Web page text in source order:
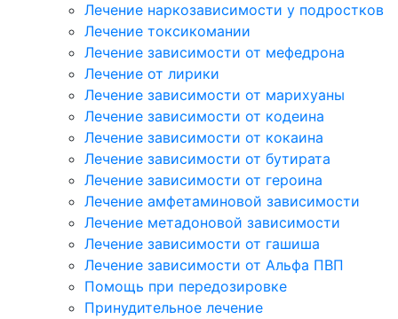
Лечение наркозависимости у подростков
Лечение токсикомании
Лечение зависимости от мефедрона
Лечение от лирики
Лечение зависимости от марихуаны
Лечение зависимости от кодеина
Лечение зависимости от кокаина
Лечение зависимости от бутирата
Лечение зависимости от героина
Лечение амфетаминовой зависимости
Лечение метадоновой зависимости
Лечение зависимости от гашиша
Лечение зависимости от Альфа ПВП
Помощь при передозировке
Принудительное лечение